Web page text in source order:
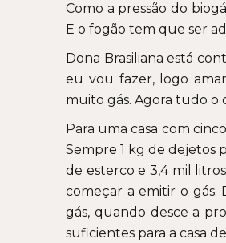
Como a pressão do
E o fogão tem que ser
Dona Brasiliana está
eu vou fazer, logo
muito gás. Agora tudo o
Para uma casa com
Sempre 1 kg de dejetos
de esterco e 3,4 mil
começar a emitir o gás.
gás, quando desce a
suficientes para a casa